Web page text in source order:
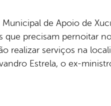
Municipal de Apoio de
que precisam pernoitar
realizar serviços na
Estrela, o ex-